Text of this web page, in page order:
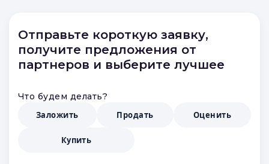
Отправьте короткую заявку,
получите предложения от
партнеров и выберите лучшее
Что будем делать?
Заложить
Продать Оценить
Купить